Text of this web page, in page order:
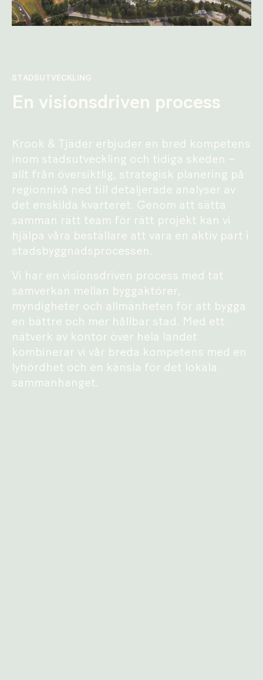
STADSUTVECKLING
En visionsdriven process
Krook & Tjäder erbjuder en bred kompetens
inom stadsutveckling och tidiga skeden –
allt från översiktlig, strategisk planering på
regionnivå ned till detaljerade analyser av
det enskilda kvarteret. Genom att sätta
samman rätt team för rätt projekt kan vi
hjälpa våra beställare att vara en aktiv part i
stadsbyggnadsprocessen.
Vi har en visionsdriven process med tät
samverkan mellan byggaktörer,
myndigheter och allmänheten för att bygga
en bättre och mer hållbar stad. Med ett
nätverk av kontor över hela landet
kombinerar vi vår breda kompetens med en
lyhördhet och en känsla för det lokala
sammanhanget.